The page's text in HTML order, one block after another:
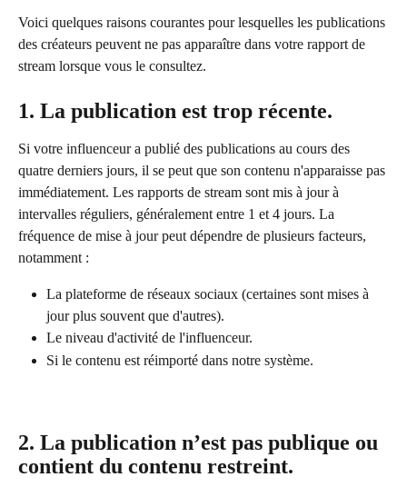
Voici quelques raisons courantes pour lesquelles les publications
des créateurs peuvent ne pas apparaître dans votre rapport de
stream lorsque vous le consultez.
1. La publication est trop récente.
Si votre influenceur a publié des publications au cours des
quatre derniers jours, il se peut que son contenu n'apparaisse pas
immédiatement. Les rapports de stream sont mis à jour à
intervalles réguliers, généralement entre 1 et 4 jours. La
fréquence de mise à jour peut dépendre de plusieurs facteurs,
notamment :
La plateforme de réseaux sociaux (certaines sont mises à
jour plus souvent que d'autres).
Le niveau d'activité de l'influenceur.
Si le contenu est réimporté dans notre système.
2. La publication n’est pas publique ou
contient du contenu restreint.